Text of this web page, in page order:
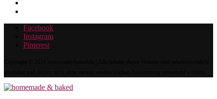
Facebook
Instagram
Pinterest